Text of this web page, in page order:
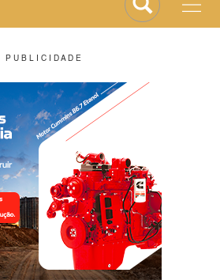
P U B L I C I D A D E